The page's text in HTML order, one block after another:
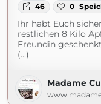
46 0
Ihr habt Euch
restlichen 8 Kilo
Freundin
(...)
Madame